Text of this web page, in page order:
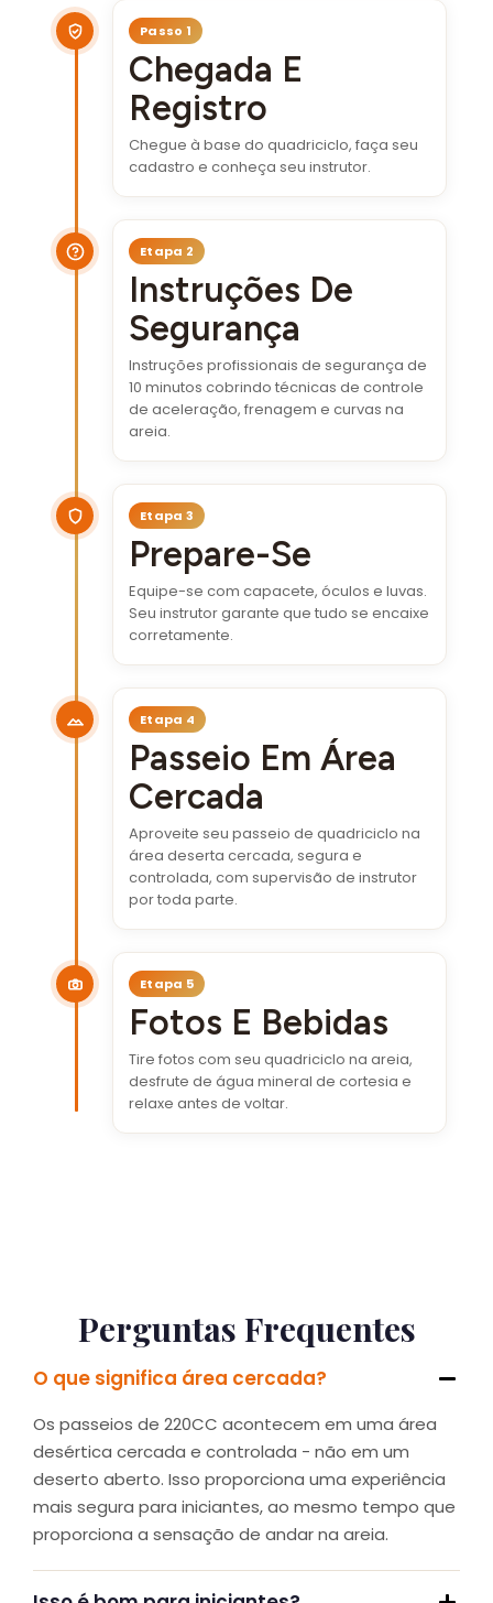
Passo 1
Chegada E
Registro
Chegue à base do quadriciclo, faça seu
cadastro e conheça seu instrutor.
Etapa 2
Instruções De
Segurança
Instruções profissionais de segurança de
10 minutos cobrindo técnicas de controle
de aceleração, frenagem e curvas na
areia.
Etapa 3
Prepare-Se
Equipe-se com capacete, óculos e luvas.
Seu instrutor garante que tudo se encaixe
corretamente.
Etapa 4
Passeio Em Área
Cercada
Aproveite seu passeio de quadriciclo na
área deserta cercada, segura e
controlada, com supervisão de instrutor
por toda parte.
Etapa 5
Fotos E Bebidas
Tire fotos com seu quadriciclo na areia,
desfrute de água mineral de cortesia e
relaxe antes de voltar.
Perguntas Frequentes
O que significa área cercada?
Os passeios de 220CC acontecem em uma área
desértica cercada e controlada - não em um
deserto aberto. Isso proporciona uma experiência
mais segura para iniciantes, ao mesmo tempo que
proporciona a sensação de andar na areia.